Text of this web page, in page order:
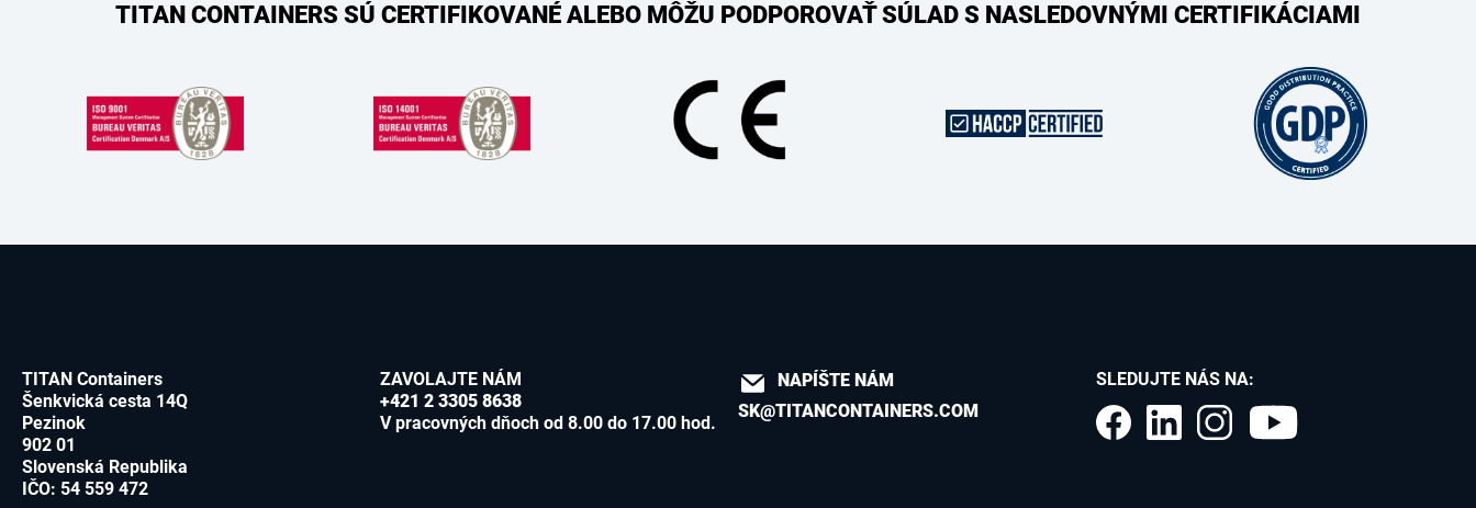
TITAN CONTAINERS SÚ CERTIFIKOVANÉ ALEBO MÔŽU PODPOROVAŤ SÚLAD S NASLEDOVNÝMI CERTIFIKÁCIAMI
TITAN Containers
Šenkvická cesta 14Q
Pezinok
902 01
Slovenská Republika
IČO: 54 559 472
ZAVOLAJTE NÁM
+421 2 3305 8638
V pracovných dňoch od 8.00 do 17.00 hod.
NAPÍŠTE NÁM
SK@TITANCONTAINERS.COM
SLEDUJTE NÁS NA: